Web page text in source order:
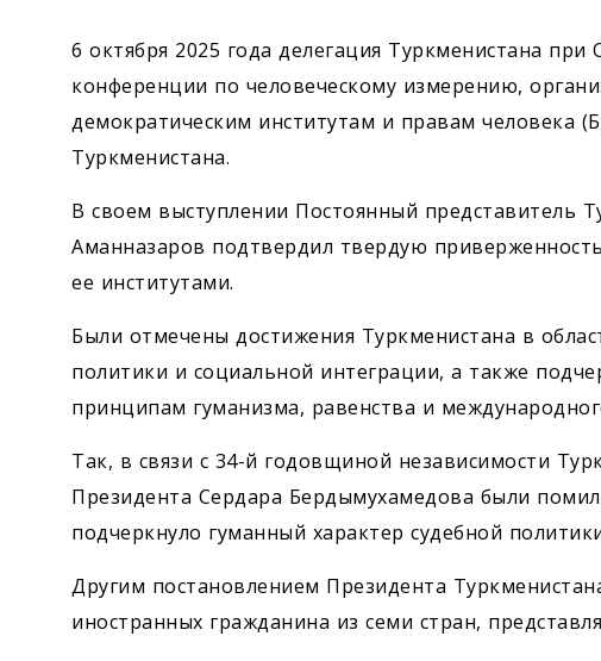
6 октября 2025 года делегация Туркменистана
конференции по человеческому измерению,
демократическим институтам и правам
Туркменистана.
В своем выступлении Постоянный представитель
Аманназаров подтвердил твердую
ее институтами.
Были отмечены достижения Туркменистана в
политики и социальной интеграции, а также
принципам гуманизма, равенства и
Так, в связи с 34-й годовщиной независимости
Президента Сердара Бердымухамедова были
подчеркнуло гуманный характер судебной
Другим постановлением Президента
иностранных гражданина из семи стран,